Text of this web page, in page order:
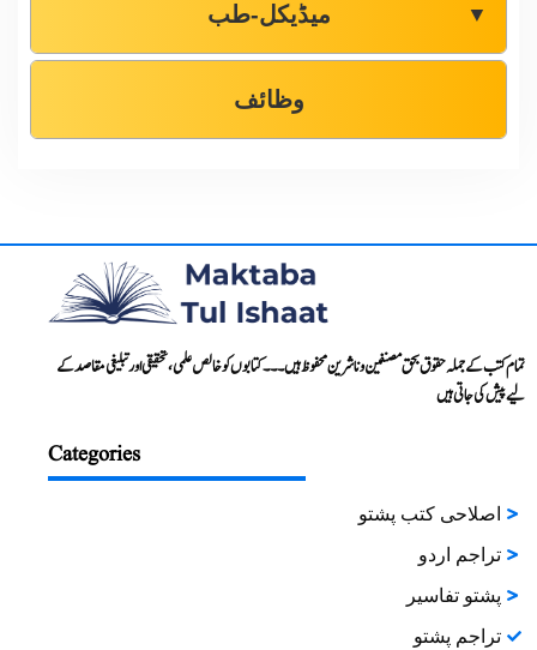
میڈیکل-طب ▼
وظائف
تمام کتب کے جملہ حقوق بحق مصنفین و ناشرین محفوظ ہیں۔۔۔ کتابوں کو خالص علمی، تحقیقی اور تبلیغی مقاصد کے
لیے پیش کی جاتی ہیں
Categories
اصلاحی کتب پشتو
تراجم اردو
پشتو تفاسیر
تراجم پشتو